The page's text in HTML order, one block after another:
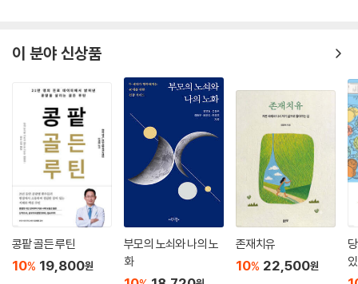
이 분야 신상품
콩팥 골든 루틴
10% 19,800원
부모의 노쇠와 나의 노
화
존재치유
10% 22,500원